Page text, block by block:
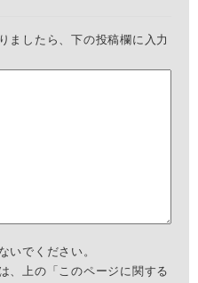
ましたら、下の投稿欄に入力
いでください。
、上の「このページに関する